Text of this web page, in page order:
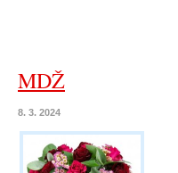
MDŽ
8. 3. 2024